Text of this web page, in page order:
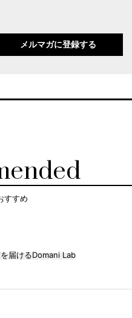
メルマガに登録する
すすめ
届けるDomani Lab